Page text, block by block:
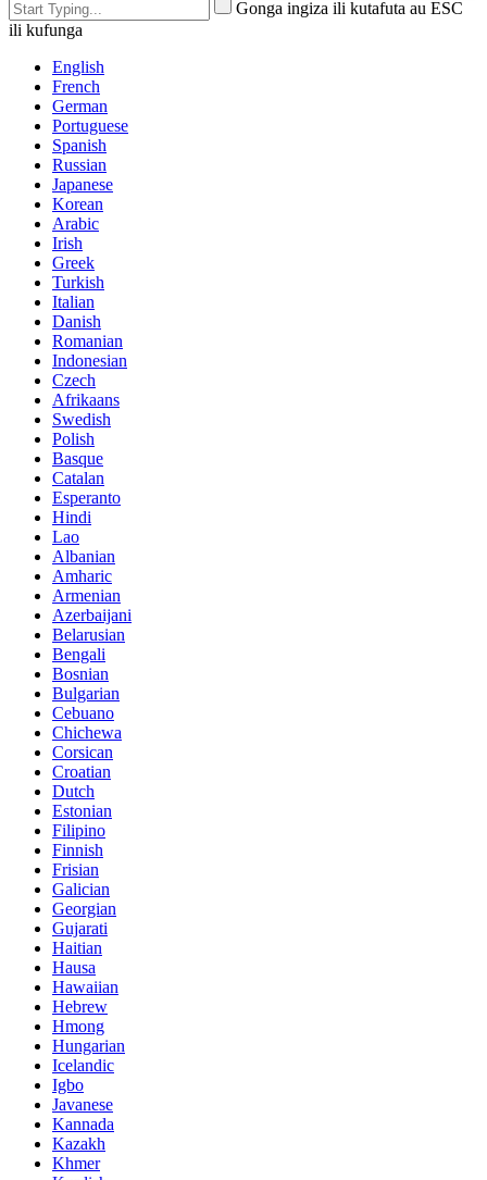
Gonga ingiza ili kutafuta au ESC
ili kufunga
English
French
German
Portuguese
Spanish
Russian
Japanese
Korean
Arabic
Irish
Greek
Turkish
Italian
Danish
Romanian
Indonesian
Czech
Afrikaans
Swedish
Polish
Basque
Catalan
Esperanto
Hindi
Lao
Albanian
Amharic
Armenian
Azerbaijani
Belarusian
Bengali
Bosnian
Bulgarian
Cebuano
Chichewa
Corsican
Croatian
Dutch
Estonian
Filipino
Finnish
Frisian
Galician
Georgian
Gujarati
Haitian
Hausa
Hawaiian
Hebrew
Hmong
Hungarian
Icelandic
Igbo
Javanese
Kannada
Kazakh
Khmer